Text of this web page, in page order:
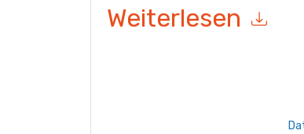
Weiterlesen